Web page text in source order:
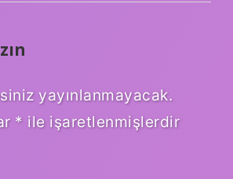
yayınlanmayacak.
* ile işaretlenmişlerdir